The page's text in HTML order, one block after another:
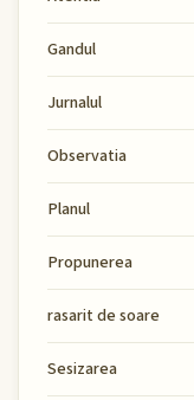
Gandul
Jurnalul
Observatia
Planul
Propunerea
rasarit de soare
Sesizarea